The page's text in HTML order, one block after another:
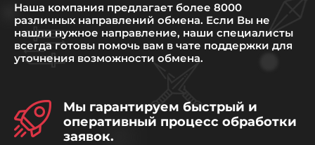
Наша компания предлагает более 8000
различных направлений обмена. Если Вы не
нашли нужное направление, наши специалисты
всегда готовы помочь вам в чате поддержки для
уточнения возможности обмена.
Мы гарантируем быстрый и
оперативный процесс обработки
заявок.